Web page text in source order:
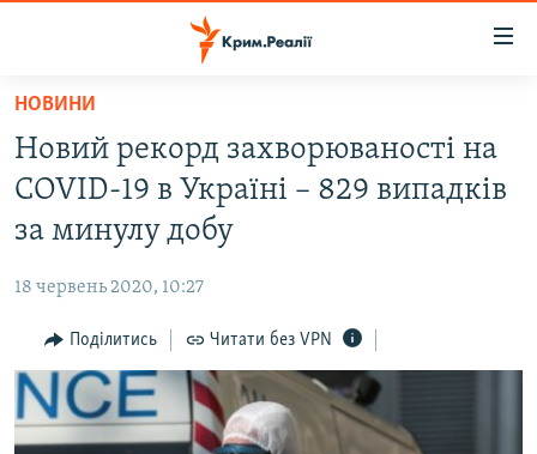
Перейти
основного
матеріалу
до
основної
навігації
Перейти
до
пошуку
ВОДА.КРИМ
БЛОГИ
ПОГЛЯД
ІНТЕРВ'Ю
ВСЕ ЗА ДЕНЬ
НОВИНИ
Новий рекорд захворюваності на
COVID-19 в Україні – 829 випадків
за минулу добу
18 червень 2020, 10:27
Поділитись Читати без VPN